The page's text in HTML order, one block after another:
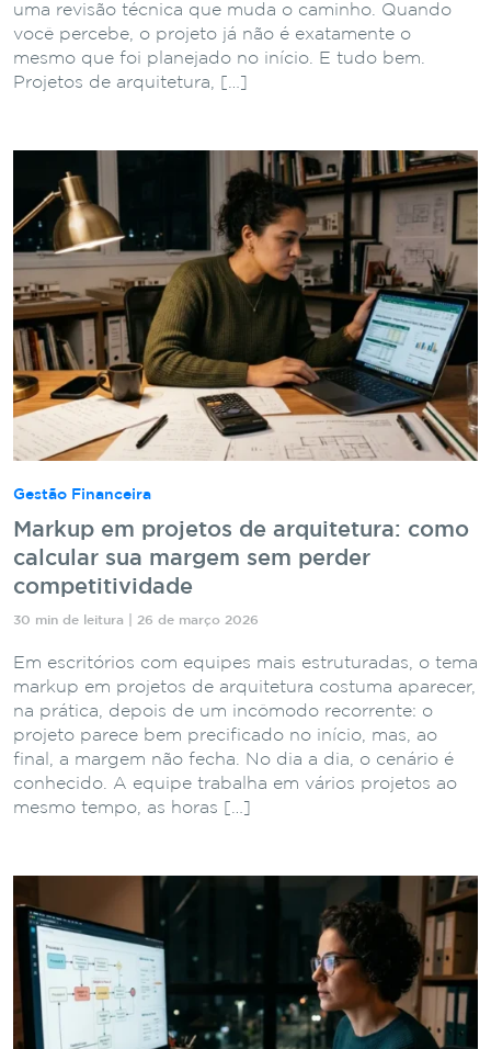
uma revisão técnica que muda o caminho. Quando
você percebe, o projeto já não é exatamente o
mesmo que foi planejado no início. E tudo bem.
Projetos de arquitetura, […]
Gestão Financeira
Markup em projetos de arquitetura: como
calcular sua margem sem perder
competitividade
30 min de leitura | 26 de março 2026
Em escritórios com equipes mais estruturadas, o tema
markup em projetos de arquitetura costuma aparecer,
na prática, depois de um incômodo recorrente: o
projeto parece bem precificado no início, mas, ao
final, a margem não fecha. No dia a dia, o cenário é
conhecido. A equipe trabalha em vários projetos ao
mesmo tempo, as horas […]